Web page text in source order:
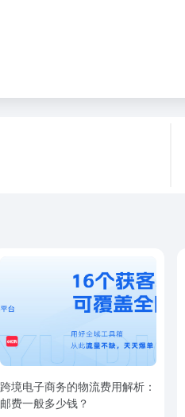
跨境电子商务的物流费用解析：
邮费一般多少钱？